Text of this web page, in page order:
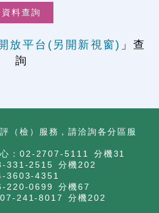
放平台(另開新視窗) 」查
詢
（檢）服務，請洽詢各分區服
心：02-2707-5111 分機31
331-2515 分機202
3603-4351
220-0699 分機67
07-241-8017 分機202